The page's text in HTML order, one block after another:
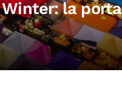
la porta